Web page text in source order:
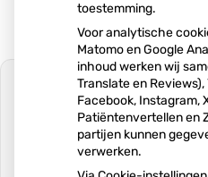
U heeft geen
voorexterne inhoud
te
toestemming.
Voor analytische
Matomo en Google
inhoud werken wij
Translate en Reviews),
Facebook, Instagram,
Patiëntenvertellen en
partijen kunnen
verwerken.